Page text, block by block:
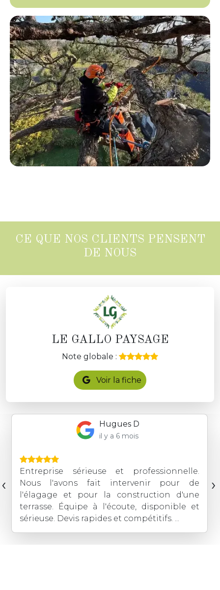
CE QUE NOS CLIENTS PENSENT
DE NOUS
LE GALLO PAYSAGE
Note globale :
Voir la fiche
Hugues D
il y a 6 mois
Entreprise sérieuse et professionnelle.
Nous l'avons fait intervenir pour de
l'élagage et pour la construction d'une
terrasse. Équipe à l'écoute, disponible et
sérieuse. Devis rapides et compétitifs. ...
‹ ›